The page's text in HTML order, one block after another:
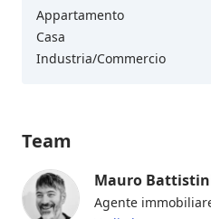
Appartamento
Casa
Industria/Commercio
Team
Mauro
Agente